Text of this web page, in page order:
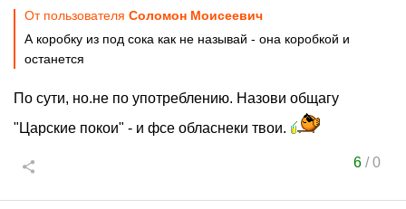
От пользователя Соломон Моисеевич
А коробку из под сока как не называй - она коробкой и
останется
По сути, но.не по употреблению. Назови общагу
"Царские покои" - и фсе обласнеки твои.
6/0